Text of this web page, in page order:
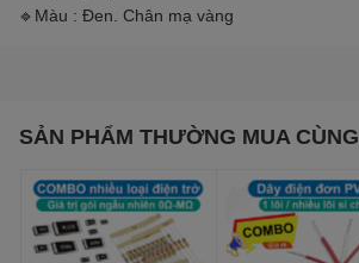
🔹Màu : Đen. Chân mạ vàng
SẢN PHẨM THƯỜNG MUA CÙNG